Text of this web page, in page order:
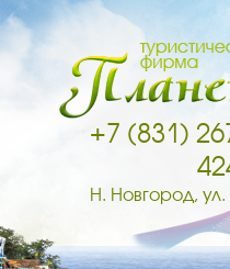
+7 (831)
Н. Новгород,